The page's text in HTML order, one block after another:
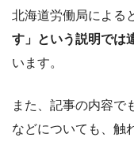
北海道労働局による
す」という説明では
います。
また、記事の内容で
などについても、触